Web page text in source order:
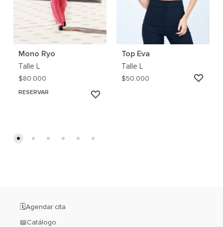
Mono Ryo
Talle L
$80.000
RESERVAR
Top Eva
Talle L
$50.000
🗓️Agendar cita
📖Catálogo